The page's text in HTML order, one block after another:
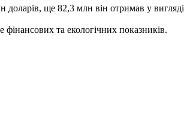
ще 82,3 млн він отримав у вигляді
та екологічних показників.